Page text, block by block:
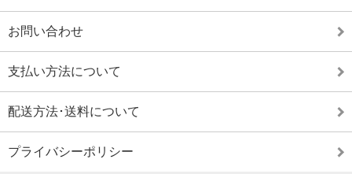
お問い合わせ
支払い方法について
配送方法･送料について
プライバシーポリシー